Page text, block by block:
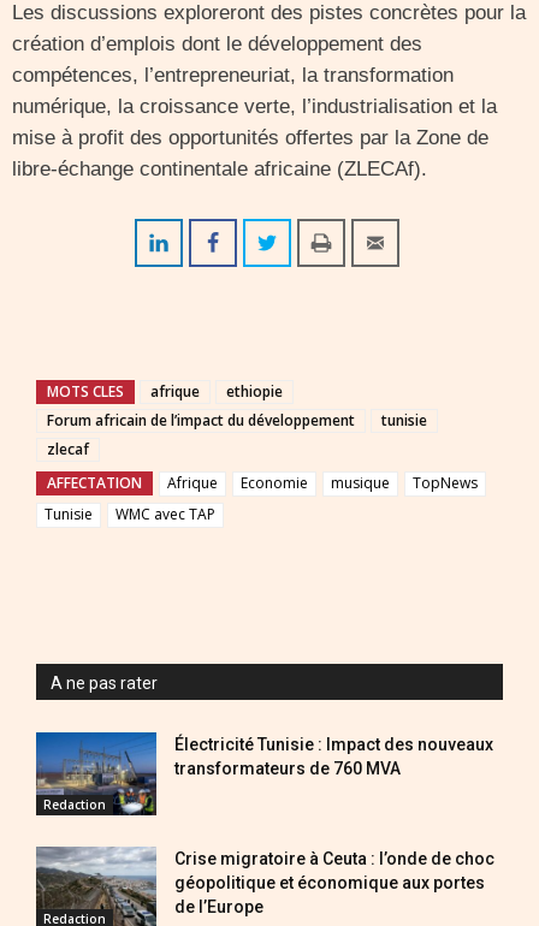
Les discussions exploreront des pistes concrètes pour la
création d’emplois dont le développement des
compétences, l’entrepreneuriat, la transformation
numérique, la croissance verte, l’industrialisation et la
mise à profit des opportunités offertes par la Zone de
libre-échange continentale africaine (ZLECAf).
MOTS CLES afrique
ethiopie
Forum africain de l’impact du développement
tunisie
zlecaf
AFFECTATION
Afrique Economie musique
TopNews
Tunisie
WMC avec TAP
A ne pas rater
Redaction
Électricité Tunisie : Impact des nouveaux
transformateurs de 760 MVA
Redaction
Crise migratoire à Ceuta : l’onde de choc
géopolitique et économique aux portes
de l’Europe